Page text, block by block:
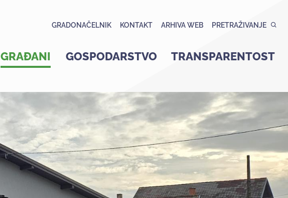
GRADONAČELNIK KONTAKT ARHIVA WEB PRETRAŽIVANJE
GRAĐANI GOSPODARSTVO TRANSPARENTOST